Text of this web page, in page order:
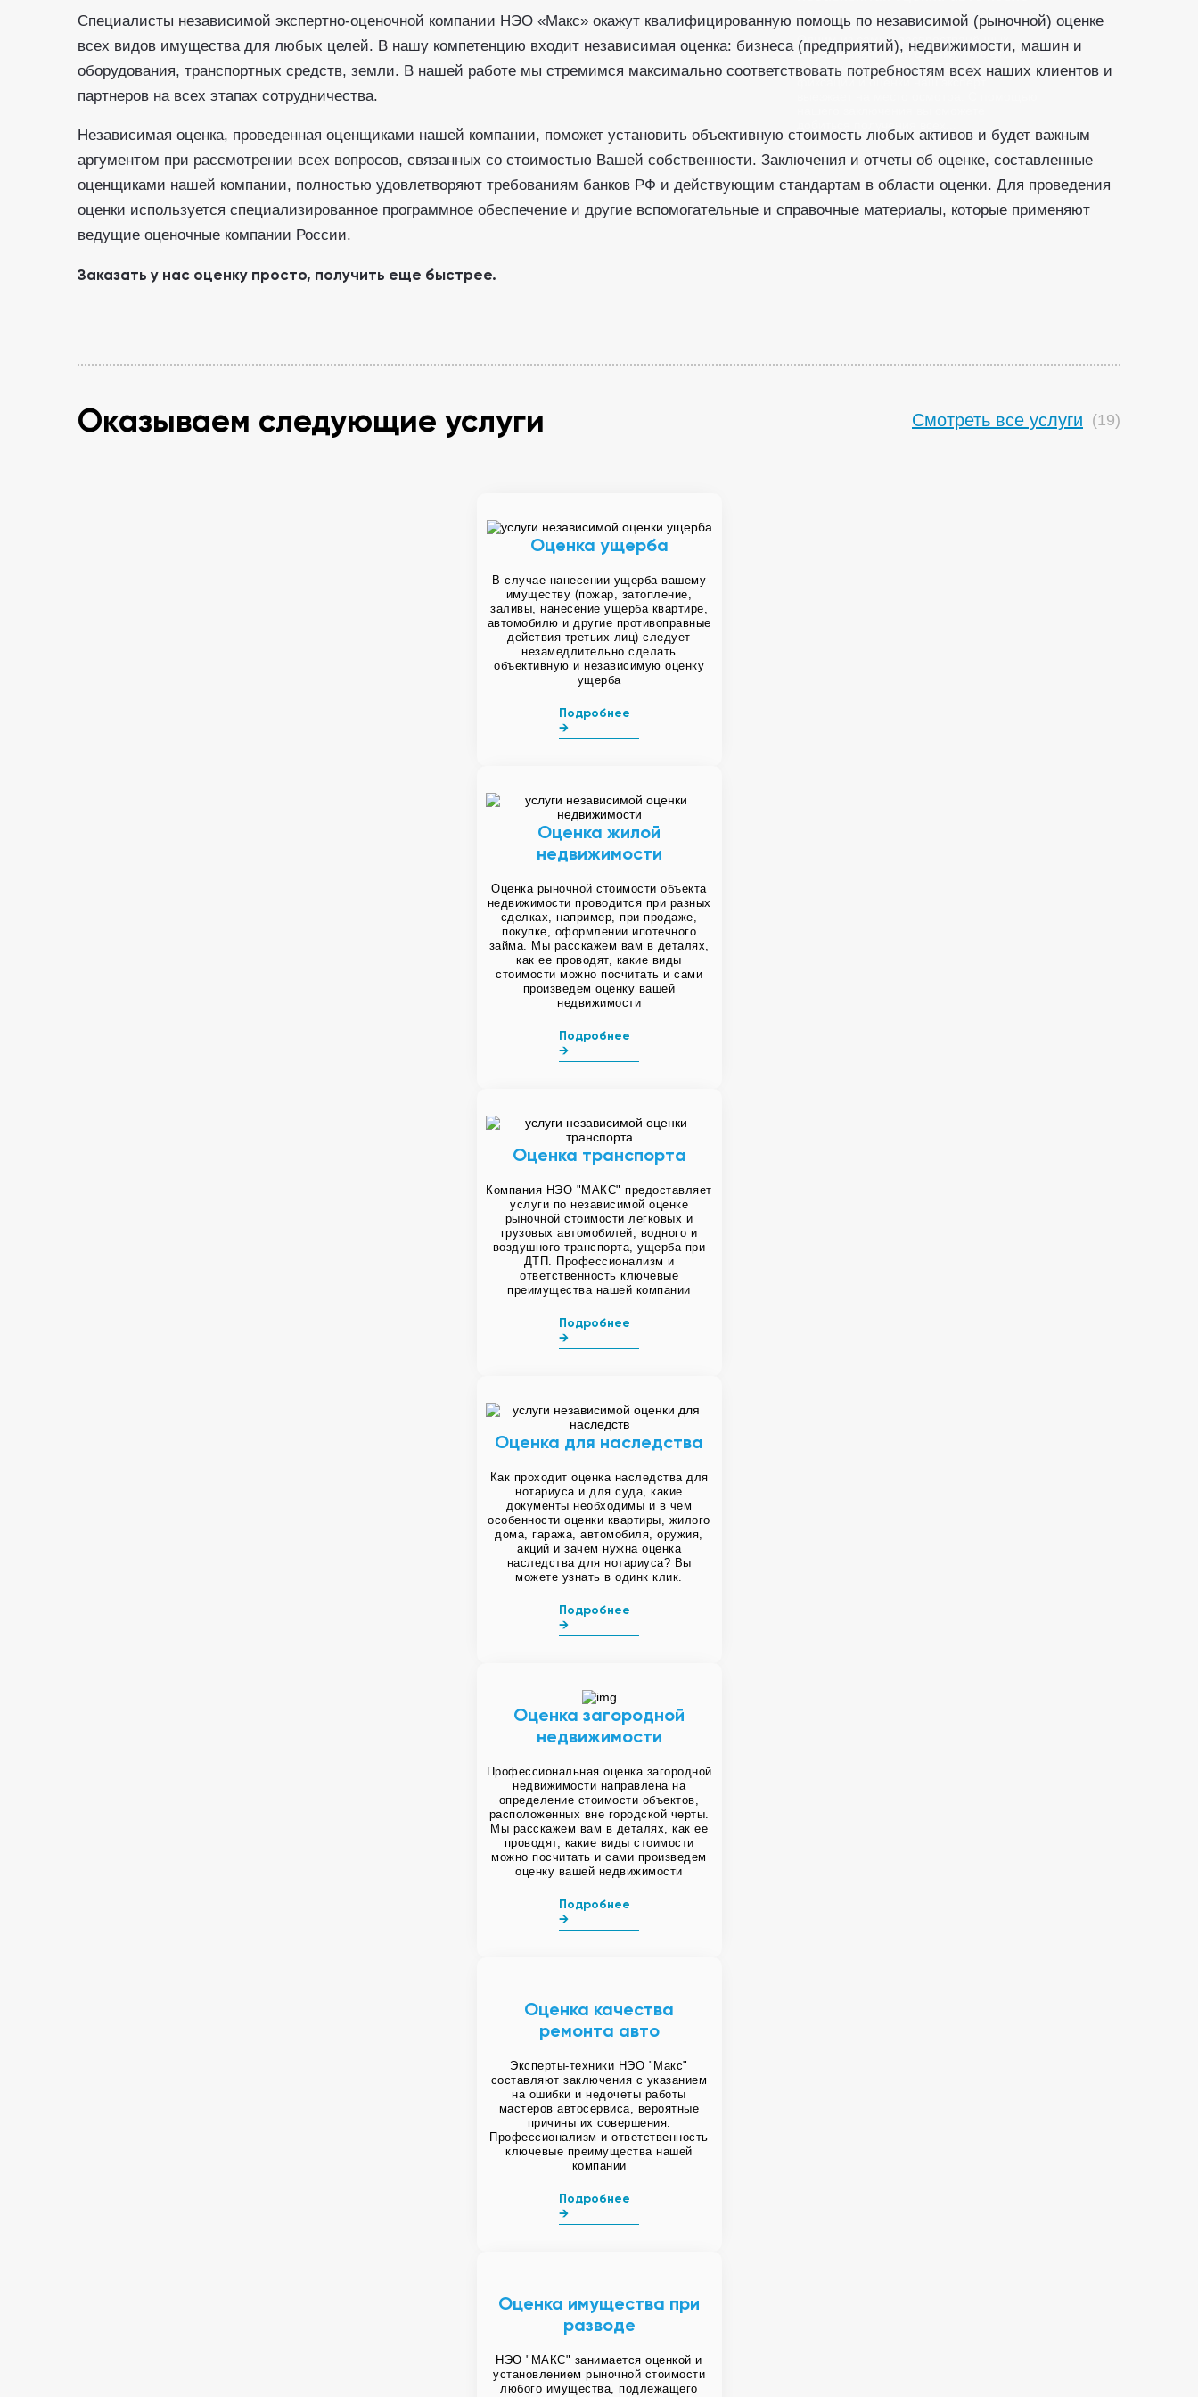
Одним из самых распространённых
видов независимой оценки, является
оценка ущерба после ДТП. Для
фиксации и оценки наш эксперт
Специалисты независимой экспертно-оценочной компании НЭО «Макс» окажут квалифицированную помощь по независимой (рыночной) оценке
всех видов имущества для любых целей. В нашу компетенцию входит независимая оценка: бизнеса (предприятий), недвижимости, машин и
оборудования, транспортных средств, земли. В нашей работе мы стремимся максимально соответствовать потребностям всех наших клиентов и
партнеров на всех этапах сотрудничества.
Независимая оценка, проведенная оценщиками нашей компании, поможет установить объективную стоимость любых активов и будет важным
аргументом при рассмотрении всех вопросов, связанных со стоимостью Вашей собственности. Заключения и отчеты об оценке, составленные
оценщиками нашей компании, полностью удовлетворяют требованиям банков РФ и действующим стандартам в области оценки. Для проведения
оценки используется специализированное программное обеспечение и другие вспомогательные и справочные материалы, которые применяют
ведущие оценочные компании России.
Заказать у нас оценку просто, получить еще быстрее.
Оказываем следующие услуги Смотреть все услуги (19)
Оценка ущерба
В случае нанесении ущерба вашему
имуществу (пожар, затопление,
заливы, нанесение ущерба квартире,
автомобилю и другие противоправные
действия третьих лиц) следует
незамедлительно сделать
объективную и независимую оценку
ущерба
Подробнее
→
Оценка жилой
недвижимости
Оценка рыночной стоимости объекта
недвижимости проводится при разных
сделках, например, при продаже,
покупке, оформлении ипотечного
займа. Мы расскажем вам в деталях,
как ее проводят, какие виды
стоимости можно посчитать и сами
произведем оценку вашей
недвижимости
Подробнее
→
Оценка транспорта
Компания НЭО "МАКС" предоставляет
услуги по независимой оценке
рыночной стоимости легковых и
грузовых автомобилей, водного и
воздушного транспорта, ущерба при
ДТП. Профессионализм и
ответственность ключевые
преимущества нашей компании
Подробнее
→
Оценка для наследства
Как проходит оценка наследства для
нотариуса и для суда, какие
документы необходимы и в чем
особенности оценки квартиры, жилого
дома, гаража, автомобиля, оружия,
акций и зачем нужна оценка
наследства для нотариуса? Вы
можете узнать в одинк клик.
Подробнее
→
Оценка загородной
недвижимости
Профессиональная оценка загородной
недвижимости направлена на
определение стоимости объектов,
расположенных вне городской черты.
Мы расскажем вам в деталях, как ее
проводят, какие виды стоимости
можно посчитать и сами произведем
оценку вашей недвижимости
Подробнее
→
Оценка качества
ремонта авто
Эксперты-техники НЭО "Макс"
составляют заключения с указанием
на ошибки и недочеты работы
мастеров автосервиса, вероятные
причины их совершения.
Профессионализм и ответственность
ключевые преимущества нашей
компании
Подробнее
→
Оценка имущества при
разводе
НЭО "МАКС" занимается оценкой и
установлением рыночной стоимости
любого имущества, подлежащего